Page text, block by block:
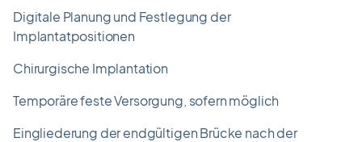
Digitale Planung und Festlegung der
Implantatpositionen
Chirurgische Implantation
Temporäre feste Versorgung, sofern möglich
Eingliederung der endgültigen Brücke nach der